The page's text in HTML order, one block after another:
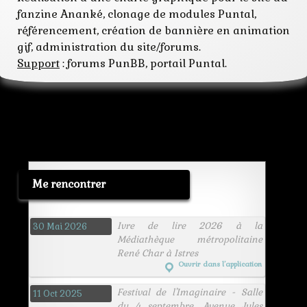
header
icone
modules
puntal
fanzine Ananké, clonage de modules Puntal,
référencement, création de bannière en animation
gif, administration du site/forums.
Support: forums PunBB, portail Puntal.
Me rencontrer
30 Mai 2026
Ivre de lire 2026 à la
Médiathèque métropolitaine
René Char à Istres
Ouvrir dans l’application
11 Oct 2025
Festival de l'Imaginaire - Salle